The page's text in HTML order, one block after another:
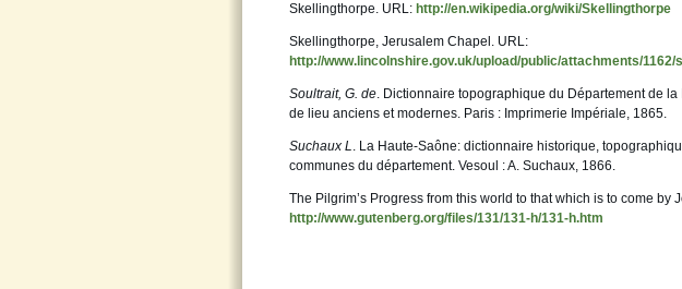
Skellingthorpe. URL: http://en.wikipedia.org/wiki/Skellingthorpe
Skellingthorpe, Jerusalem Chapel. URL:
http://www.lincolnshire.gov.uk/upload/public/attachments/1162/
Soultrait, G. de. Dictionnaire topographique du Département de
de lieu anciens et modernes. Paris : Imprimerie Impériale, 1865.
Suchaux L. La Haute-Saône: dictionnaire historique,
communes du département. Vesoul : A. Suchaux, 1866.
The Pilgrim’s Progress from this world to that which is to come by
http://www.gutenberg.org/files/131/131-h/131-h.htm